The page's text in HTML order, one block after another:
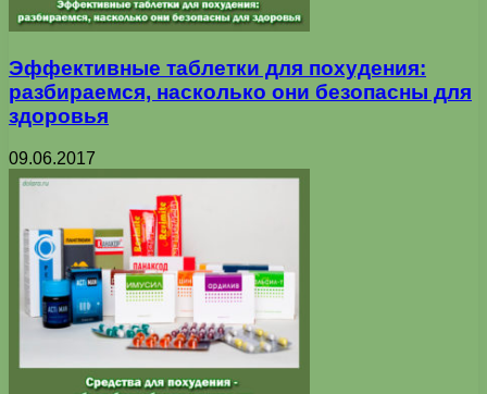
Эффективные таблетки для похудения:
разбираемся, насколько они безопасны для
здоровья
09.06.2017